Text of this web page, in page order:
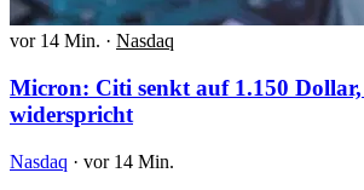
vor 14 Min. · Nasdaq
Micron: Citi senkt auf 1.150
widerspricht
Nasdaq · vor 14 Min.